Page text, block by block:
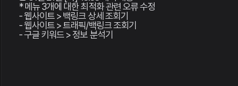
* 메뉴 3개에 대한 최적화 관련 오류 수정
- 웹사이트 > 백링크 상세 조회기
- 웹사이트 > 트래픽/백링크 조회기
- 구글 키워드 > 정보 분석기